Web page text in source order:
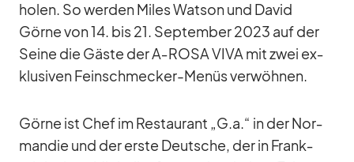
ho­len. So wer­den Mi­les Wat­son und Da­vid
Görne von 14. bis 21. Sep­tem­ber 2023 auf der
Seine die Gäste der A‑ROSA VIVA mit zwei ex­
klu­si­ven Fein­schme­cker-Me­nüs ver­wöh­nen.
Görne ist Chef im Re­stau­rant „G.a.“ in der Nor­
man­die und der erste Deut­sche, der in Frank­